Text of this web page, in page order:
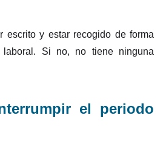
escrito y estar recogido de forma
Si no, no tiene ninguna
el periodo